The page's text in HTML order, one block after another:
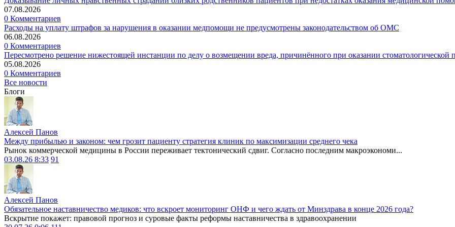
07.08.2026
0 Комментариев
Расходы на уплату штрафов за нарушения в оказании медпомощи не предусмотрены законодательством об ОМС
06.08.2026
0 Комментариев
Пересмотрено решение нижестоящей инстанции по делу о возмещении вреда, причинённого при оказании стоматологической
05.08.2026
0 Комментариев
Все новости
Блоги
Алексей Панов
Между прибылью и законом: чем грозит пациенту стратегия клиник по максимизации среднего чека
Рынок коммерческой медицины в России переживает тектонический сдвиг. Согласно последним макроэкономи...
03.08.26 8:33 91
Алексей Панов
Обязательное наставничество медиков: что вскроет мониторинг ОНФ и чего ждать от Минздрава в конце 2026 года?
Вскрытие покажет: правовой прогноз и суровые факты реформы наставничества в здравоохранении